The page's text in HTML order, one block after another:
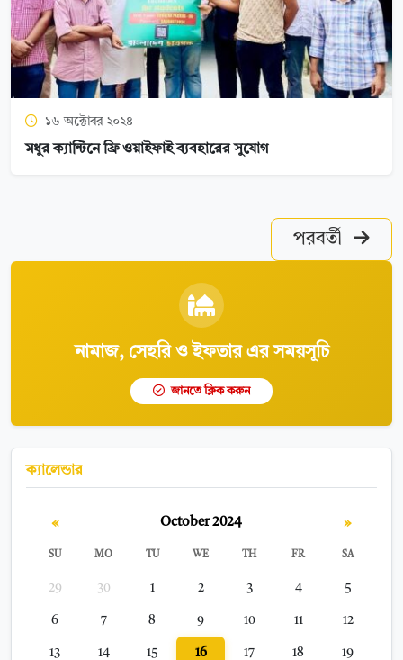
১৬ অক্টোবর ২০২৪
মধুর ক্যান্টিনে ফ্রি ওয়াইফাই ব্যবহারের সুযোগ
পরবর্তী
নামাজ, সেহরি ও ইফতার এর সময়সূচি
জানতে ক্লিক করুন
ক্যালেন্ডার
« October 2024 »
SU MO TU WE TH FR SA
29 30 1 2 3 4 5
6 7 8 9 10 11 12
13 14 15 16 17 18 19